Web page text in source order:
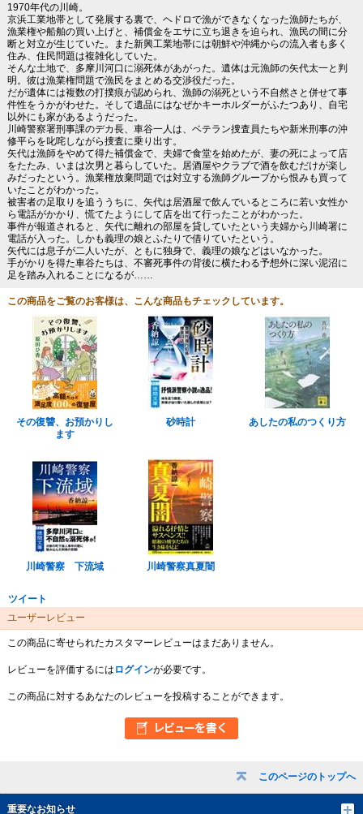
このページのトップへ
重要なお知らせ
1970年代の川崎。
京浜工業地帯として発展する裏で、ヘドロで漁ができなくなった漁師たちが、
漁業権や船舶の買い上げと、補償金をエサに立ち退きを迫られ、漁民の間に分
断と対立が生じていた。また新興工業地帯には朝鮮や沖縄からの流入者も多く
住み、住民問題は複雑化していた。
そんな土地で、多摩川河口に溺死体があがった。遺体は元漁師の矢代太一と判
明。彼は漁業権問題で漁民をまとめる交渉役だった。
だが遺体には複数の打撲痕が認められ、漁師の溺死という不自然さと併せて事
件性をうかがわせた。そして遺品にはなぜかキーホルダーがふたつあり、自宅
以外にも家があるようだった。
川崎警察署刑事課のデカ長、車谷一人は、ベテラン捜査員たちや新米刑事の沖
修平らを叱咤しながら捜査に乗り出す。
矢代は漁師をやめて得た補償金で、夫婦で食堂を始めたが、妻の死によって店
をたたみ、いまは次男と暮らしていた。居酒屋やクラブで酒を飲むだけが楽し
みだったという。漁業権放棄問題では対立する漁師グループから恨みも買って
いたことがわかった。
被害者の足取りを追ううちに、矢代は居酒屋で飲んでいるところに若い女性か
ら電話がかかり、慌てたようにして店を出て行ったことがわかった。
事件が報道されると、矢代に離れの部屋を貸していたという夫婦から川崎署に
電話が入った。しかも義理の娘とふたりで借りていたという。
矢代には息子が二人いたが、ともに独身で、義理の娘などはいなかった。
手がかりを得た車谷たちは、不審死事件の背後に横たわる予想外に深い泥沼に
足を踏み入れることになるが……
この商品をご覧のお客様は、こんな商品もチェックしています。
その復讐、お預かりし
ます
砂時計 あしたの私のつくり方
川崎警察 下流域 川崎警察真夏闇
ツイート
ユーザーレビュー
この商品に寄せられたカスタマーレビューはまだありません。
レビューを評価するには ログインが必要です。
この商品に対するあなたのレビューを投稿することができます。